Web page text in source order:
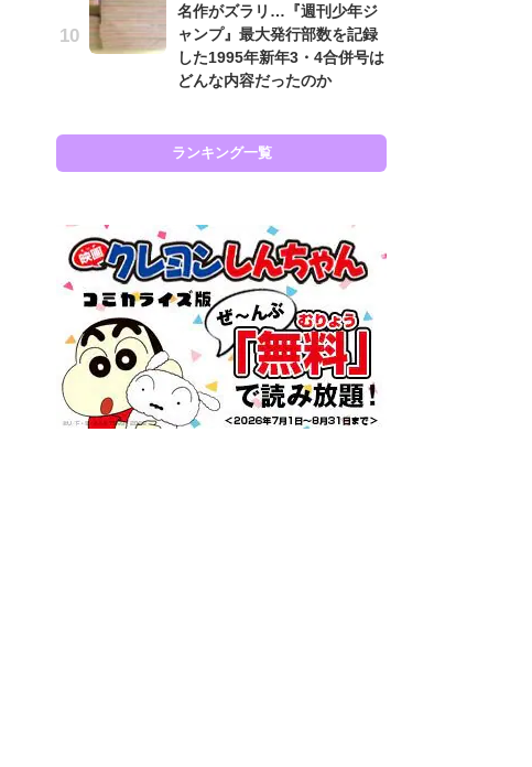
名作がズラリ…『週刊少年ジ
ャンプ』最大発行部数を記録
した1995年新年3・4合併号は
どんな内容だったのか
ランキング一覧